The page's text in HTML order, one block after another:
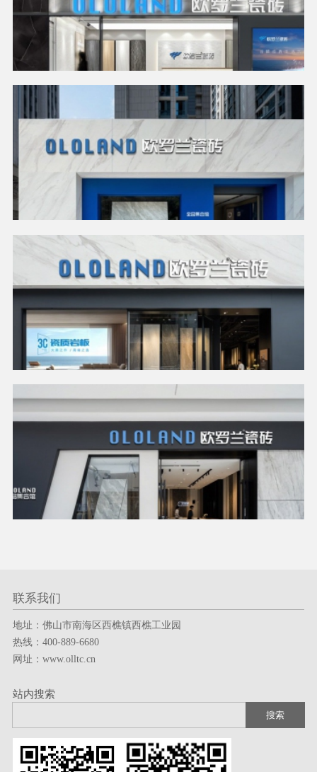
版权所有© 佛山市申粤陶瓷有限公司 备案号：粤ICP备2024357412号-4
技术支持：
联系我们
地址：佛山市南海区西樵镇西樵工业园
热线：400-889-6680
网址：www.olltc.cn
站内搜索